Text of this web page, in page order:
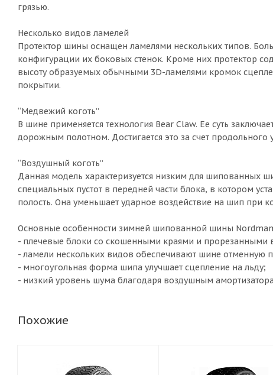
грязью.
Несколько видов ламелей
Протектор шины оснащен ламелями нескольких типов.
конфигурации их боковых стенок. Кроме них протектор
высоту образуемых обычными 3D-ламелями кромок
покрытии.
“Медвежий коготь”
В шине применяется технология Bear Claw. Ее суть
дорожным полотном. Достигается это за счет
“Воздушный коготь”
Данная модель характеризуется низким для шипованных
специальных пустот в передней части блока, в котором
полость. Она уменьшает ударное воздействие на шип при
Основные особенности зимней шипованной шины
- плечевые блоки со скошенными краями и
- ламели нескольких видов обеспечивают шине отменную
- многоугольная форма шипа улучшает сцепление на льду;
- низкий уровень шума благодаря воздушным
Похожие